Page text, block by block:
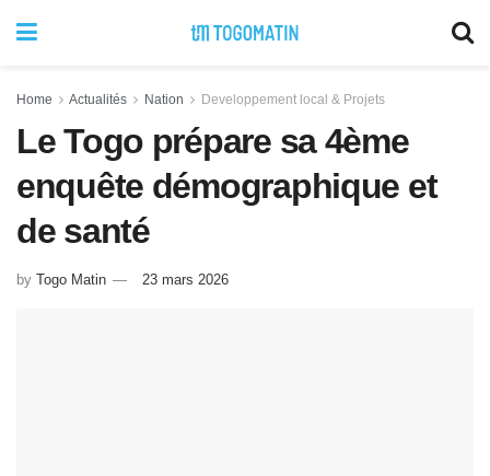
Home Actualités Nation Developpement local & Projets
Le Togo prépare sa 4ème
enquête démographique et
de santé
by Togo Matin 23 mars 2026